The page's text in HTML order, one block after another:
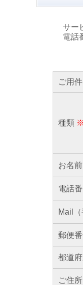
サー
電話
ご用件
種類
お名前
電話番
Mail（
郵便
都道
ご住所